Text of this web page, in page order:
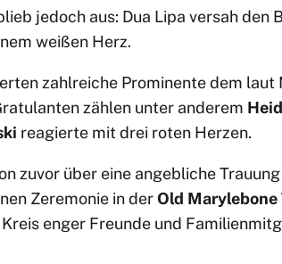
jedoch aus: Dua Lipa versah den
weißen Herz.
zahlreiche Prominente dem
zählen unter anderem
reagierte mit drei roten Herzen.
zuvor über eine angebliche
Zeremonie in derOld Marylebone
enger Freunde und